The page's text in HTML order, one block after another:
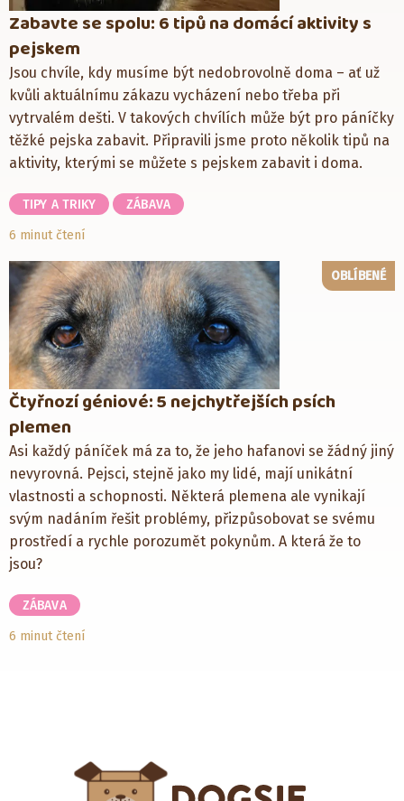
Zabavte se spolu: 6 tipů na domácí aktivity s
pejskem
Jsou chvíle, kdy musíme být nedobrovolně doma – ať už
kvůli aktuálnímu zákazu vycházení nebo třeba při
vytrvalém dešti. V takových chvílích může být pro páníčky
těžké pejska zabavit. Připravili jsme proto několik tipů na
aktivity, kterými se můžete s pejskem zabavit i doma.
TIPY A TRIKY
ZÁBAVA
6 minut čtení
OBLÍBENÉ
Čtyřnozí géniové: 5 nejchytřejších psích
plemen
Asi každý páníček má za to, že jeho hafanovi se žádný jiný
nevyrovná. Pejsci, stejně jako my lidé, mají unikátní
vlastnosti a schopnosti. Některá plemena ale vynikají
svým nadáním řešit problémy, přizpůsobovat se svému
prostředí a rychle porozumět pokynům. A která že to
jsou?
ZÁBAVA
6 minut čtení